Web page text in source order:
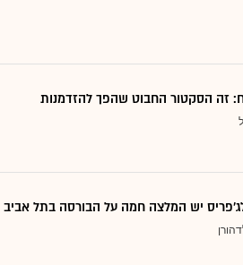
זה הסקטור החבוט שהפך להזדמנות
יש המלצה חמה על הבורסה בתל אביב